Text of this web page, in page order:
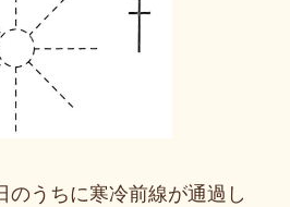
うちに寒冷前線が通過し